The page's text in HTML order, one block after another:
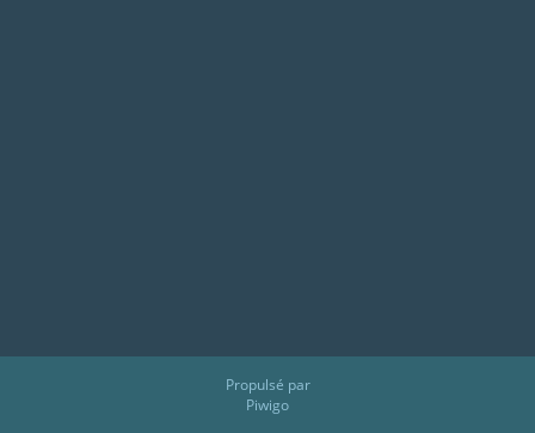
Propulsé par
Piwigo